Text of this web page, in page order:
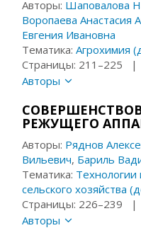
Авторы: Шаповалова
Воропаева Анастасия
Евгения Ивановна
Тематика:Агрохимия
Страницы: 211–225
Авторы
РЕЖУЩЕГО
Авторы: Ряднов
Вильевич, Бариль
Тематика: Технологии
сельского хозяйства
Страницы: 226–239
Авторы